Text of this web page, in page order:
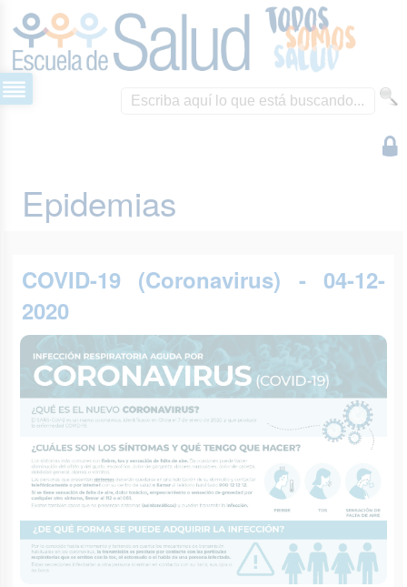
Epidemias
COVID-19 (Coronavirus) - 04-12-
2020